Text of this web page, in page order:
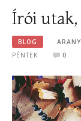
Írói utak,
BLOG
PÉNTEK
0